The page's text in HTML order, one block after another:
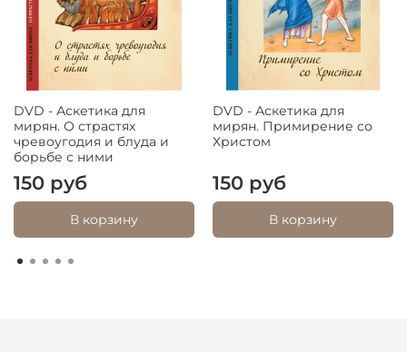
DVD - Аскетика для
мирян. О страстях
чревоугодия и блуда и
борьбе с ними
150 руб
В корзину
DVD - Аскетика для
мирян. Примирение со
Христом
150 руб
В корзину